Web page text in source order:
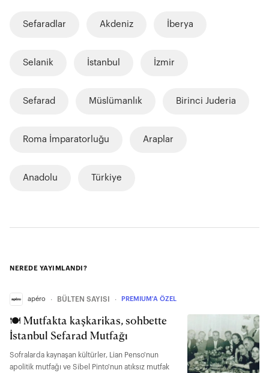
Sefaradlar Akdeniz İberya
Selanik İstanbul İzmir
Sefarad Müslümanlık Birinci Juderia
Roma İmparatorluğu Araplar
Anadolu Türkiye
NEREDE YAYIMLANDI?
apéro ∙ BÜLTEN SAYISI ∙ PREMIUM'A ÖZEL
🍽️ Mutfakta kaşkarikas, sohbette
İstanbul Sefarad Mutfağı
Sofralarda kaynaşan kültürler, Lian Penso'nun
apolitik mutfağı ve Sibel Pinto'nun atıksız mutfak